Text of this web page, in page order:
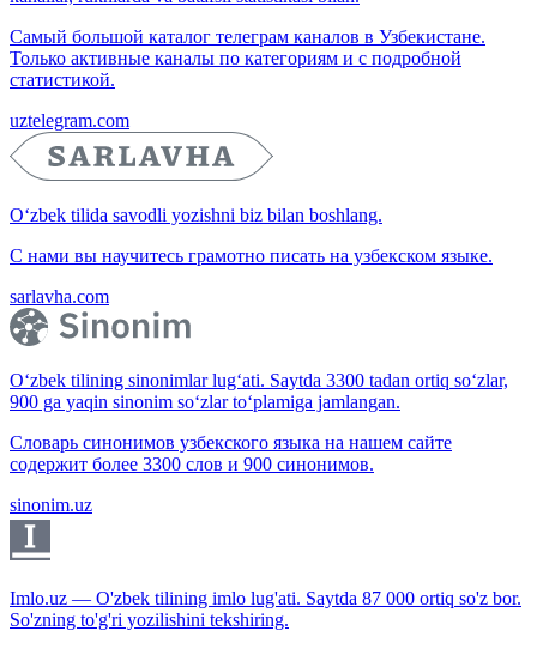
Самый большой каталог телеграм каналов в Узбекистане.
Только активные каналы по категориям и с подробной
статистикой.
uztelegram.com
O‘zbek tilida savodli yozishni biz bilan boshlang.
С нами вы научитесь грамотно писать на узбекском языке.
sarlavha.com
O‘zbek tilining sinonimlar lug‘ati. Saytda 3300 tadan ortiq so‘zlar,
900 ga yaqin sinonim so‘zlar to‘plamiga jamlangan.
Словарь синонимов узбекского языка на нашем сайте
содержит более 3300 слов и 900 синонимов.
sinonim.uz
Imlo.uz — O'zbek tilining imlo lug'ati. Saytda 87 000 ortiq so'z bor.
So'zning to'g'ri yozilishini tekshiring.